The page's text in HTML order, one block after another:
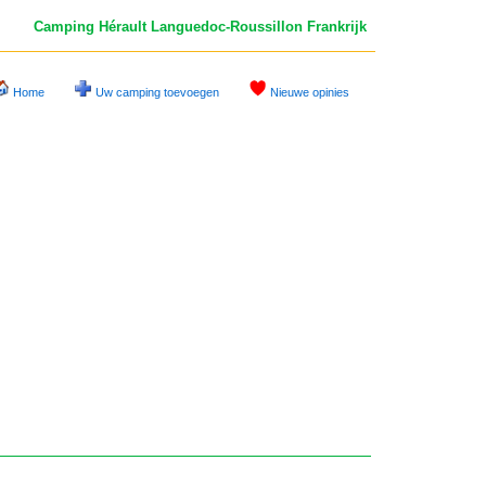
Camping HéraultLanguedoc-Roussillon Frankrijk
Home Uw camping toevoegen Nieuwe opinies